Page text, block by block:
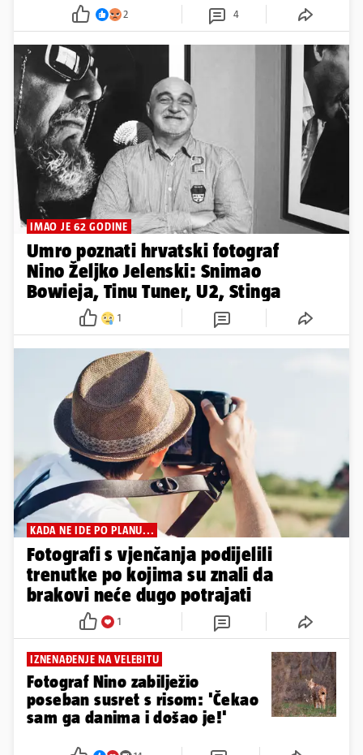
2 4
IMAO JE 62 GODINE
Umro poznati hrvatski fotograf
Nino Željko Jelenski: Snimao
Bowieja, Tinu Tuner, U2, Stinga
1
KADA NE IDE PO PLANU...
Fotografi s vjenčanja podijelili
trenutke po kojima su znali da
brakovi neće dugo potrajati
1
IZNENAĐENJE NA VELEBITU
Fotograf Nino zabilježio
poseban susret s risom: 'Čekao
sam ga danima i došao je!'